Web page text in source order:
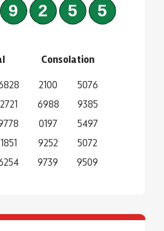
9255
2721
1851
Consolation
2100
6988
0197
9252
9739
5076
9385
5497
5072
9509